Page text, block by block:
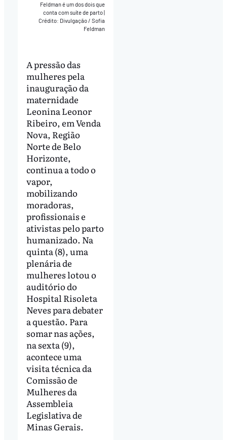
Feldman é um dos dois que
conta com suíte de parto|
Crédito: Divulgação / Sofia
Feldman
A pressão das
mulheres pela
inauguração da
maternidade
Leonina Leonor
Ribeiro, em Venda
Nova, Região
Norte de Belo
Horizonte,
continua a todo o
vapor,
mobilizando
moradoras,
profissionais e
ativistas pelo parto
humanizado. Na
quinta (8), uma
plenária de
mulheres lotou o
auditório do
Hospital Risoleta
Neves para debater
a questão. Para
somar nas ações,
na sexta (9),
acontece uma
visita técnica da
Comissão de
Mulheres da
Assembleia
Legislativa de
Minas Gerais.